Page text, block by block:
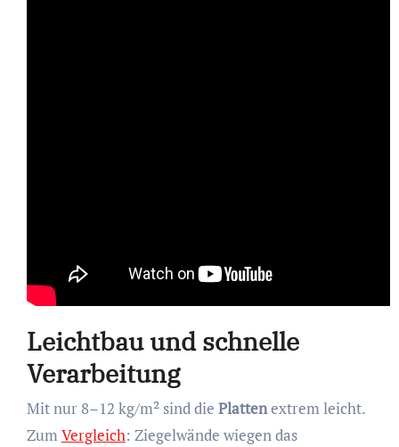
Leichtbau und schnelle
Verarbeitung
Mit nur 8–12 kg/m² sind die Plattenextrem leicht.
ZumVergleich: Ziegelwände wiegen das